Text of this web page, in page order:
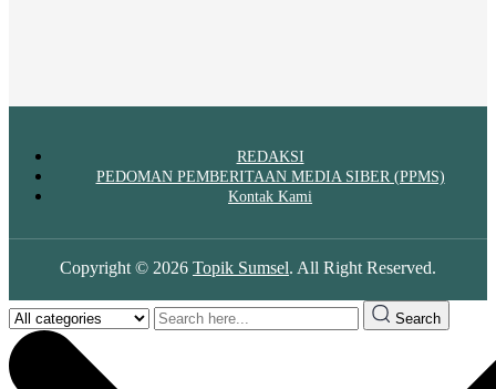
REDAKSI
PEDOMAN PEMBERITAAN MEDIA SIBER (PPMS)
Kontak Kami
Copyright © 2026 Topik Sumsel. All Right Reserved.
Search